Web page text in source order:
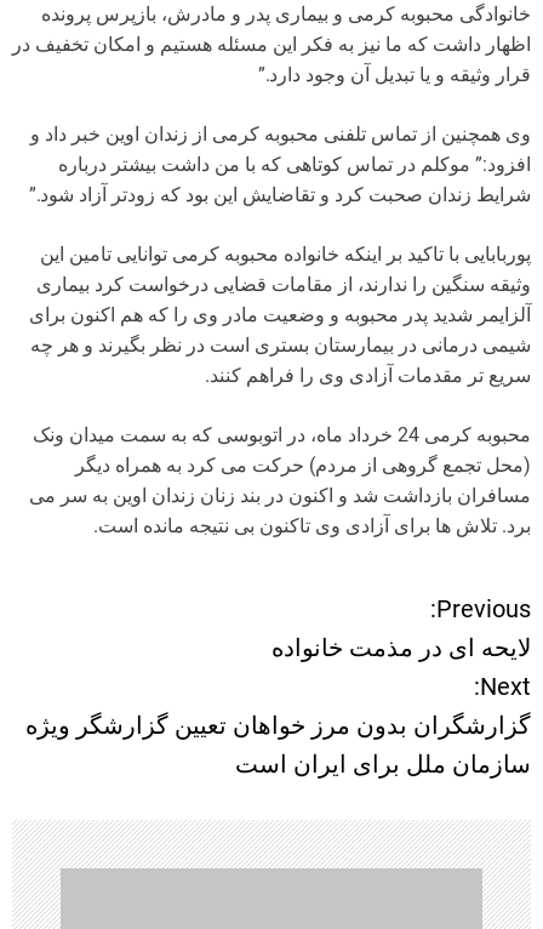
خانوادگی محبوبه کرمی و بیماری پدر و مادرش، بازپرس پرونده
اظهار داشت که ما نیز به فکر این مسئله هستیم و امکان تخفیف در
قرار وثیقه و یا تبدیل آن وجود دارد.”
وی همچنین از تماس تلفنی محبوبه کرمی از زندان اوین خبر داد و
افزود:” موکلم در تماس کوتاهی که با من داشت بیشتر درباره
شرایط زندان صحبت کرد و تقاضایش این بود که زودتر آزاد شود.”
پوربابایی با تاکید بر اینکه خانواده محبوبه کرمی توانایی تامین این
وثیقه سنگین را ندارند، از مقامات قضایی درخواست کرد بیماری
آلزایمر شدید پدر محبوبه و وضعیت مادر وی را که هم اکنون برای
شیمی درمانی در بیمارستان بستری است در نظر بگیرند و هر چه
سریع تر مقدمات آزادی وی را فراهم کنند.
محبوبه کرمی 24 خرداد ماه، ‌در اتوبوسی که به سمت میدان ونک
(محل تجمع گروهی از مردم) حرکت می کرد به همراه دیگر
مسافران بازداشت شد و اکنون در بند زنان زندان اوین به سر می
برد. تلاش ها برای آزادی وی تاکنون بی نتیجه مانده است.
ر
ا
ه
ر
ی
Previous:
لایحه ای در مذمت خانواده
Next:
گزارشگران بدون مرز خواهان تعیین گزارشگر ویژه
سازمان ملل برای ایران است